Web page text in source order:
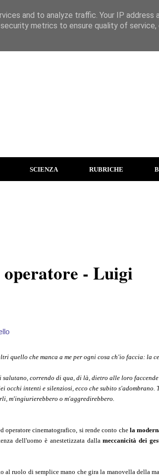
SCIENZA RUBRICHE
- Luigi
quello che manca a me per ogni cosa ch'io faccia: la
salutano, correndo di qua, di là, dietro alle loro
intenti e silenziosi, ecco che subito s'adombrano.
m'ingiurierebbero o m'aggredirebbero.
cinematografico, si rende conto chela
dell'uomo è anestetizzata dallameccanicità dei
ruolo di semplice mano che gira la manovella della
and to analyze traffic. Your IP address
metrics to ensure quality of service,